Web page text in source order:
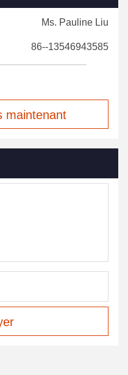
Ms. Pauline Liu
86--13546943585
maintenant